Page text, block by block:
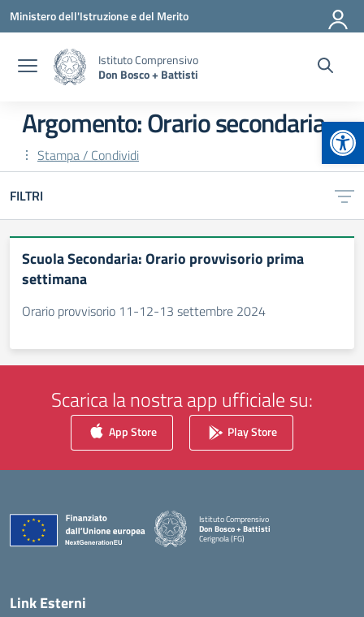
Vai ai contenuti
Vai al menu di navigazione
Vai al footer
Ministero dell'Istruzione e del Merito
Istituto Comprensivo
Don Bosco + Battisti
Argomento: Orario secondaria
Stampa / Condividi
FILTRI
Scuola Secondaria: Orario provvisorio prima
settimana
Orario provvisorio 11-12-13 settembre 2024
Scarica la nostra app ufficiale su:
App Store Play Store
Istituto Comprensivo
Don Bosco + Battisti
Cerignola (FG)
— Visita la pagina iniziale della scuola
Link Esterni